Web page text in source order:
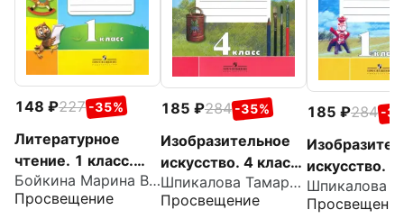
148 227 -35%
Литературное
чтение. 1 класс.
Тетрадь учебных
достижений. ФГОС
Бойкина Марина Викторовна
Просвещение
185 284 -35%
Изобразительное
искусство. 4 класс.
Творческая
тетрадь. ФГОС
Шпикалова Тамара Яковлевна
Просвещение
185 284 -
искусство. 1
Творческая
тетрадь.